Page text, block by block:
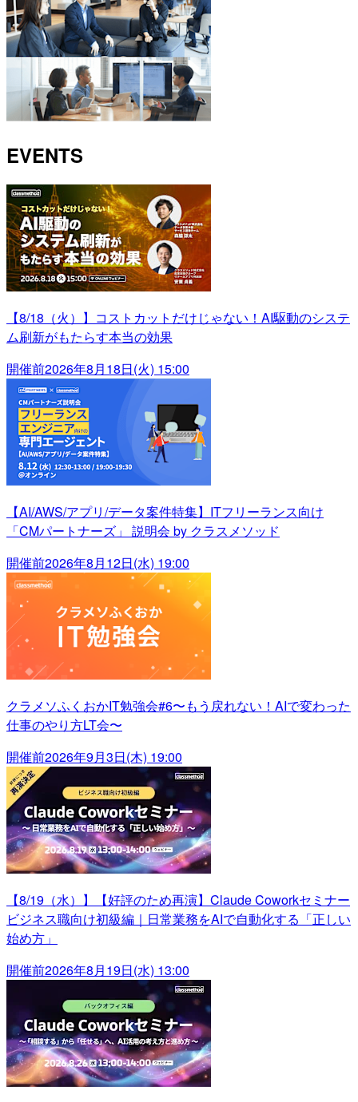
EVENTS
【8/18（火）】コストカットだけじゃない！AI駆動のシステ
ム刷新がもたらす本当の効果
開催前2026年8月18日(火) 15:00
【AI/AWS/アプリ/データ案件特集】ITフリーランス向け
「CMパートナーズ」 説明会 by クラスメソッド
開催前2026年8月12日(水) 19:00
クラメソふくおかIT勉強会#6〜もう戻れない！AIで変わった
仕事のやり方LT会〜
開催前2026年9月3日(木) 19:00
【8/19（水）】【好評のため再演】Claude Coworkセミナー
ビジネス職向け初級編｜日常業務をAIで自動化する「正しい
始め方」
開催前2026年8月19日(水) 13:00